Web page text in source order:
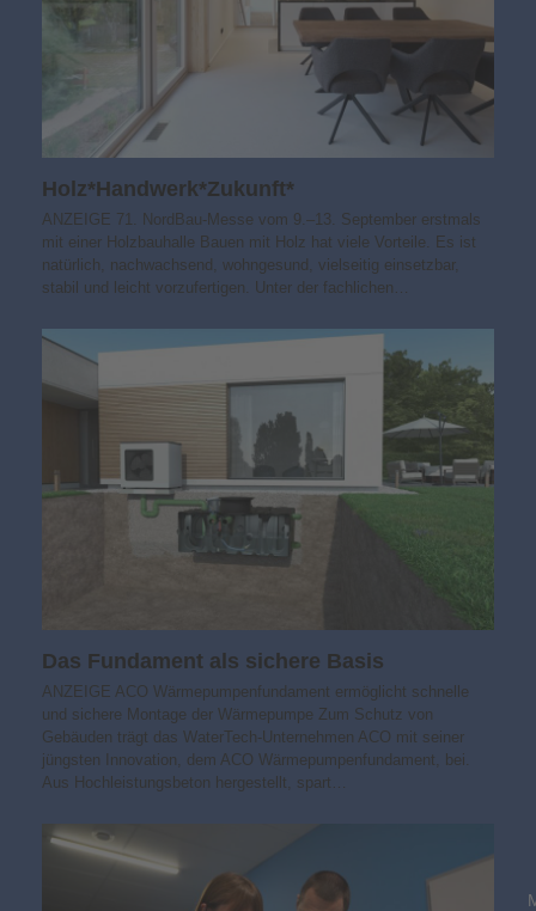
Holz*Handwerk*Zukunft*
ANZEIGE 71. NordBau-Messe vom 9.–13. September erstmals
mit einer Holzbauhalle Bauen mit Holz hat viele Vorteile. Es ist
natürlich, nachwachsend, wohngesund, vielseitig einsetzbar,
stabil und leicht vorzufertigen. Unter der fachlichen…
Das Fundament als sichere Basis
ANZEIGE ACO Wärmepumpenfundament ermöglicht schnelle
und sichere Montage der Wärmepumpe Zum Schutz von
Gebäuden trägt das WaterTech-Unternehmen ACO mit seiner
jüngsten Innovation, dem ACO Wärmepumpenfundament, bei.
Aus Hochleistungsbeton hergestellt, spart…